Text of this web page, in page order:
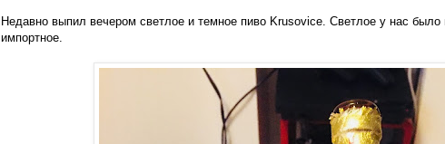
Недавно выпил вечером светлое и темное пиво Krusovice. Светлое у нас было
импортное.